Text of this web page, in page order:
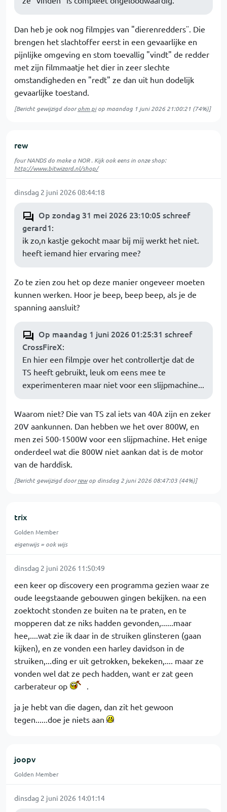
Dan heb je ook nog filmpjes van "dierenredders¨. Die
brengen het slachtoffer eerst in een gevaarlijke en
pijnlijke omgeving en stom toevallig "vindt" de redder
met zijn filmmaatje het dier in zeer slechte
omstandigheden en "redt" ze dan uit hun dodelijk
gevaarlijke toestand.
[Bericht gewijzigd doorohm piop maandag 1 juni 2026 21:00:21 (74%)]
rew
four NANDS do make a NOR . Kijk ook eens in onze shop:
http://www.bitwizard.nl/shop/
dinsdag 2 juni 2026 08:44:18
Op zondag 31 mei 2026 23:10:05 schreef
gerard1:
ik zo,n kastje gekocht maar bij mij werkt het niet.
heeft iemand hier ervaring mee?
Zo te zien zou het op deze manier ongeveer moeten
kunnen werken. Hoor je beep, beep beep, als je de
spanning aansluit?
Op maandag 1 juni 2026 01:25:31 schreef
CrossFireX:
En hier een filmpje over het controllertje dat de
TS heeft gebruikt, leuk om eens mee te
experimenteren maar niet voor een slijpmachine...
Waarom niet? Die van TS zal iets van 40A zijn en zeker
20V aankunnen. Dan hebben we het over 800W, en
men zei 500-1500W voor een slijpmachine. Het enige
onderdeel wat die 800W niet aankan dat is de motor
van de harddisk.
[Bericht gewijzigd doorrewop dinsdag 2 juni 2026 08:47:03 (44%)]
trix
Golden Member
eigenwijs = ook wijs
dinsdag 2 juni 2026 11:50:49
een keer op discovery een programma gezien waar ze
oude leegstaande gebouwen gingen bekijken. na een
zoektocht stonden ze buiten na te praten, en te
mopperen dat ze niks hadden gevonden,......maar
hee,....wat zie ik daar in de struiken glinsteren (gaan
kijken), en ze vonden een harley davidson in de
struiken,...ding er uit getrokken, bekeken,.... maar ze
vonden wel dat ze pech hadden, want er zat geen
carberateur op
.
ja je hebt van die dagen, dan zit het gewoon
tegen......doe je niets aan
joopv
Golden Member
dinsdag 2 juni 2026 14:01:14